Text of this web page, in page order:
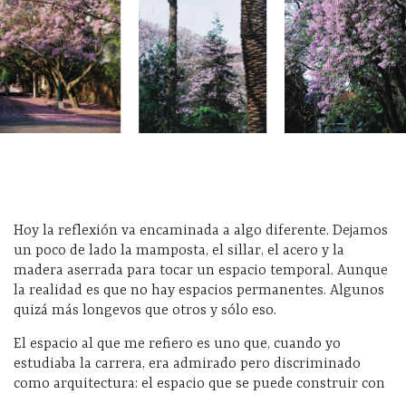
Hoy la reflexión va encaminada a algo diferente. Dejamos
un poco de lado la mamposta, el sillar, el acero y la
madera aserrada para tocar un espacio temporal. Aunque
la realidad es que no hay espacios permanentes. Algunos
quizá más longevos que otros y sólo eso.
El espacio al que me refiero es uno que, cuando yo
estudiaba la carrera, era admirado pero discriminado
como arquitectura: el espacio que se puede construir con